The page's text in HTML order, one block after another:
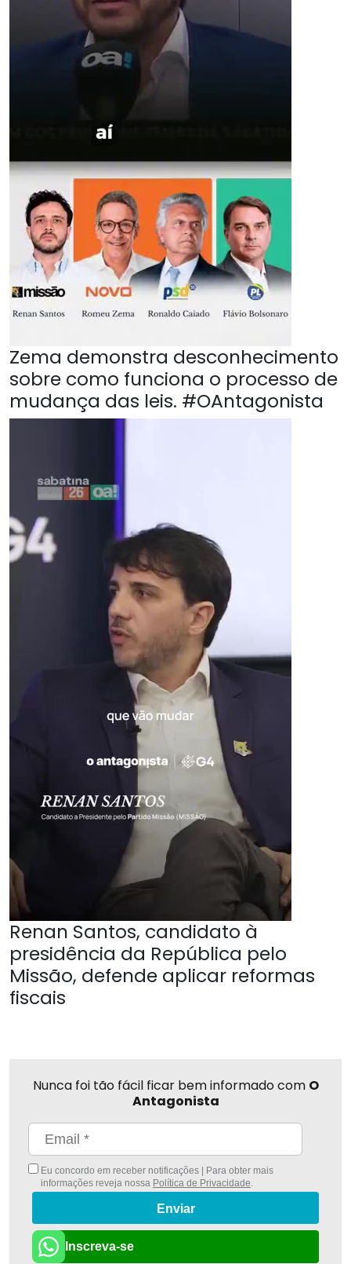
Zema demonstra desconhecimento
sobre como funciona o processo de
mudança das leis. #OAntagonista
Renan Santos, candidato à
presidência da República pelo
Missão, defende aplicar reformas
fiscais
Nunca foi tão fácil ficar bem informado com O
Antagonista
Eu concordo em receber notificações | Para obter mais
informações reveja nossa Política de Privacidade.
Enviar
Inscreva-se